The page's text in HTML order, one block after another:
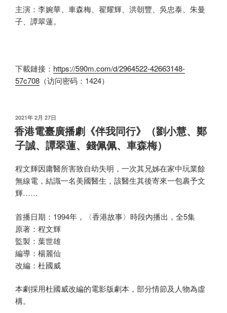
主演：李婉華、車森梅、翟耀輝、洪朝豐、吳忠泰、朱曼
子、譚翠蓮。
下載鏈接： https://590m.com/d/2964522-42663148-
57c708 （访问密码：1424）
发
布
于
2021年 2月 27日
香港電臺廣播劇《伴我同行》（劉小慧、鄭
子誠、譚翠蓮、錢佩佩、車森梅）
程文輝因庸醫所害致自幼失明，一次其兄姊在家中玩業餘
無線電，結識一名美國醫生，該醫生其後寄來一包裹予文
輝……
首播日期：1994年，〈香港故事〉時段內播出，全5集
原著：程文輝
監製：葉世雄
編導：楊麗仙
改編：杜國威
本劇採用杜國威改編的電影版劇本，部分情節及人物為虛
構。